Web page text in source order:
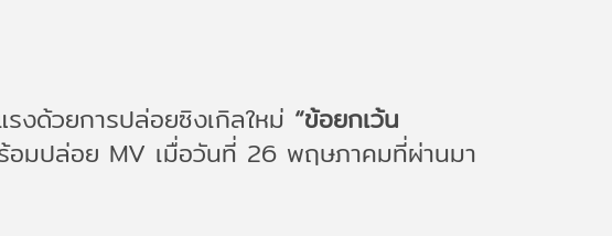
ด้วยการปล่อยซิงเกิลใหม่ “ข้อยกเว้น
มปล่อย MV เมื่อวันที่ 26 พฤษภาคมที่ผ่านมา